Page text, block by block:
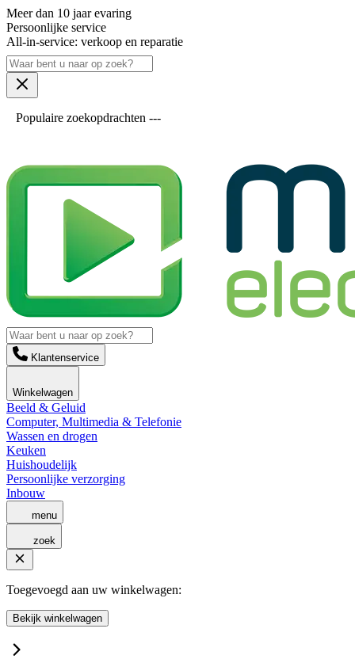
Meer dan 10 jaar evaring
Persoonlijke service
All-in-service: verkoop en reparatie
Populaire zoekopdrachten ---
Klantenservice
Winkelwagen
Beeld & Geluid
Computer, Multimedia & Telefonie
Wassen en drogen
Keuken
Huishoudelijk
Persoonlijke verzorging
Inbouw
menu
zoek
Toegevoegd aan uw winkelwagen:
Bekijk winkelwagen